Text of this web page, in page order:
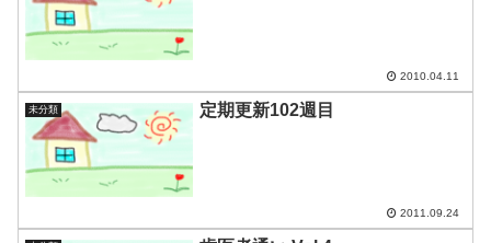
2010.04.11
未分類 定期更新102週目
2011.09.24